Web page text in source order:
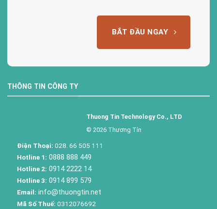
BẮT ĐẦU NGAY
THÔNG TIN CÔNG TY
Thuong Tin Technology Co., LTD
© 2026 Thương Tín
Điện Thoại: 028. 66 505 111
Hotline 1: 0888 888 449
Hotline 2: 0914 2222 14
Hotline 3: 0914 899 579
Email: info@thuongtin.net
Mã Số Thuế: 0312076692